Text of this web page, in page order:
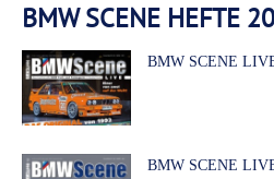
BMW SCENE HEFTE
BMW SCENE
BMW SCENE